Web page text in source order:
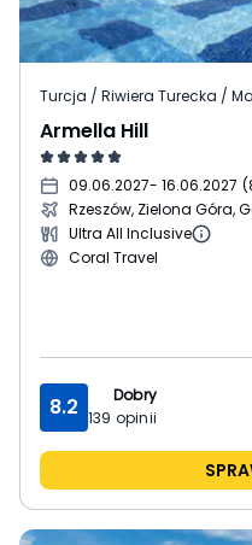
Turcja / Riwiera Turecka /
Armella Hill
09.06.2027- 16.06.2027 (
Rzeszów, Zielona Góra,
Ultra All Inclusive
Coral Travel
8.2
Dobry
139 opinii